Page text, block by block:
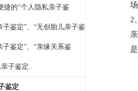
捷的“个人隐私亲子鉴
子鉴定”、“无创胎儿亲子鉴
子鉴定”、“亲缘关系鉴
子鉴定..
鉴定
2